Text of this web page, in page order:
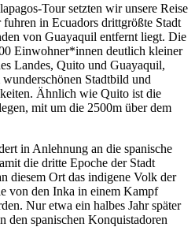
Tour setzten wir unsere Reise
in Ecuadors drittgrößte Stadt
von Guayaquil entfernt liegt. Die
Einwohner*innen deutlich kleiner
Landes, Quito und Guayaquil,
Stadtbild und
Ähnlich wie Quito ist die
mit um die 2500m über dem
in Anlehnung an die spanische
die dritte Epoche der Stadt
diesem Ort das indigene Volk der
von den Inka in einem Kampf
Nur etwa ein halbes Jahr später
den spanischen Konquistadoren